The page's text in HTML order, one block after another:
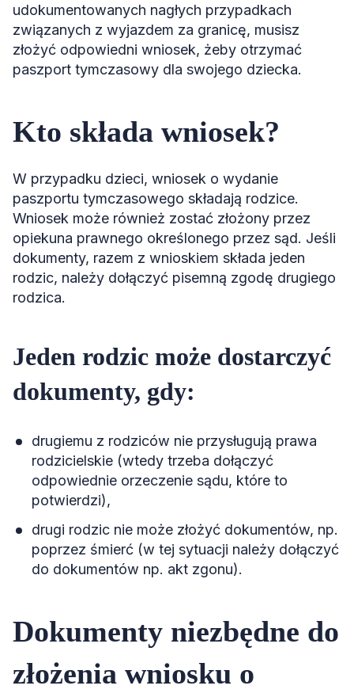
udokumentowanych nagłych przypadkach
związanych z wyjazdem za granicę, musisz
złożyć odpowiedni wniosek, żeby otrzymać
paszport tymczasowy dla swojego dziecka.
Kto składa wniosek?
W przypadku dzieci, wniosek o wydanie
paszportu tymczasowego składają rodzice.
Wniosek może również zostać złożony przez
opiekuna prawnego określonego przez sąd. Jeśli
dokumenty, razem z wnioskiem składa jeden
rodzic, należy dołączyć pisemną zgodę drugiego
rodzica.
Jeden rodzic może dostarczyć
dokumenty, gdy:
drugiemu z rodziców nie przysługują prawa
rodzicielskie (wtedy trzeba dołączyć
odpowiednie orzeczenie sądu, które to
potwierdzi),
drugi rodzic nie może złożyć dokumentów, np.
poprzez śmierć (w tej sytuacji należy dołączyć
do dokumentów np. akt zgonu).
Dokumenty niezbędne do
złożenia wniosku o